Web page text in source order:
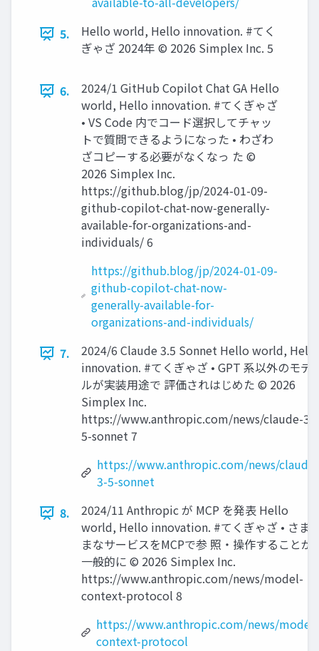
5.
Hello world, Hello innovation. #てく
ぎゃざ 2024年 ©️ 2026 Simplex Inc. 5
6.
2024/1 GitHub Copilot Chat GA Hello
world, Hello innovation. #てくぎゃざ
• VS Code 内でコード選択してチャッ
トで質問できるようになった • わざわ
ざコピーする必要がなくなっ た ©️
2026 Simplex Inc.
https://github.blog/jp/2024-01-09-
github-copilot-chat-now-generally-
available-for-organizations-and-
individuals/ 6
https://github.blog/jp/2024-01-09-
github-copilot-chat-now-
generally-available-for-
organizations-and-individuals/
7.
2024/6 Claude 3.5 Sonnet Hello world, Hello
innovation. #てくぎゃざ • GPT 系以外のモデ
ルが実装用途で 評価されはじめた ©️ 2026
Simplex Inc.
https://www.anthropic.com/news/claude-3-
5-sonnet 7
https://www.anthropic.com/news/claude-
3-5-sonnet
8.
2024/11 Anthropic が MCP を発表 Hello
world, Hello innovation. #てくぎゃざ • さま
まなサービスをMCPで参 照・操作することが
一般的に ©️ 2026 Simplex Inc.
https://www.anthropic.com/news/model-
context-protocol 8
https://www.anthropic.com/news/model-
context-protocol